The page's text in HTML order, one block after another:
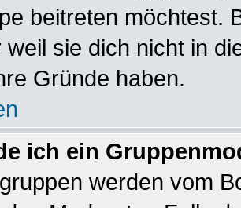
beitreten möchtest.
weil sie dich nicht in
Gründe haben.
ich ein
werden vom